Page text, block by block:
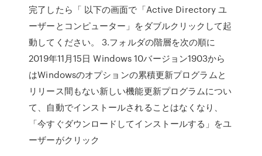
完了したら「 以下の画面で「Active Directory ユ
ーザーとコンピューター」をダブルクリックして起
動してください。 3.フォルダの階層を次の順に
2019年11月15日 Windows 10バージョン1903から
はWindowsのオプションの累積更新プログラムと
リリース間もない新しい機能更新プログラムについ
て、自動でインストールされることはなくなり、
「今すぐダウンロードしてインストールする」をユ
ーザーがクリック